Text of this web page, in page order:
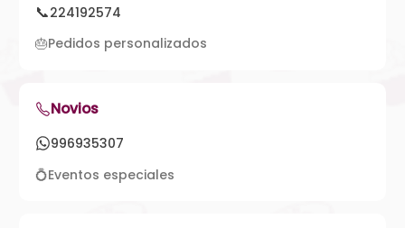
📞224192574
🎂Pedidos personalizados
Novios
996935307
💍Eventos especiales